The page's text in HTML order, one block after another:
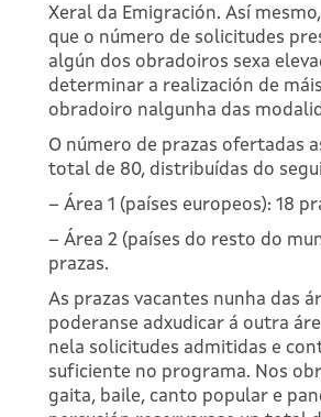
Xeral da Emigración. Así
que o número de solicitudes
algún dos obradoiros sexa
determinar a realización de
obradoiro nalgunha das
O número de prazas ofertadas
total de 80, distribuídas do
– Área 1 (países europeos): 18
– Área 2 (países do resto do
prazas.
As prazas vacantes nunha das
poderanse adxudicar á outra
nela solicitudes admitidas e
suficiente no programa. Nos
gaita, baile, canto popular e